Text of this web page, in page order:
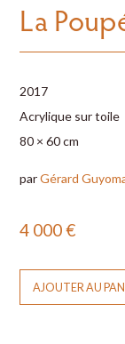
La
2017
Acrylique sur toile
80 × 60 cm
parGérard
4 000€
AJOUTER AU